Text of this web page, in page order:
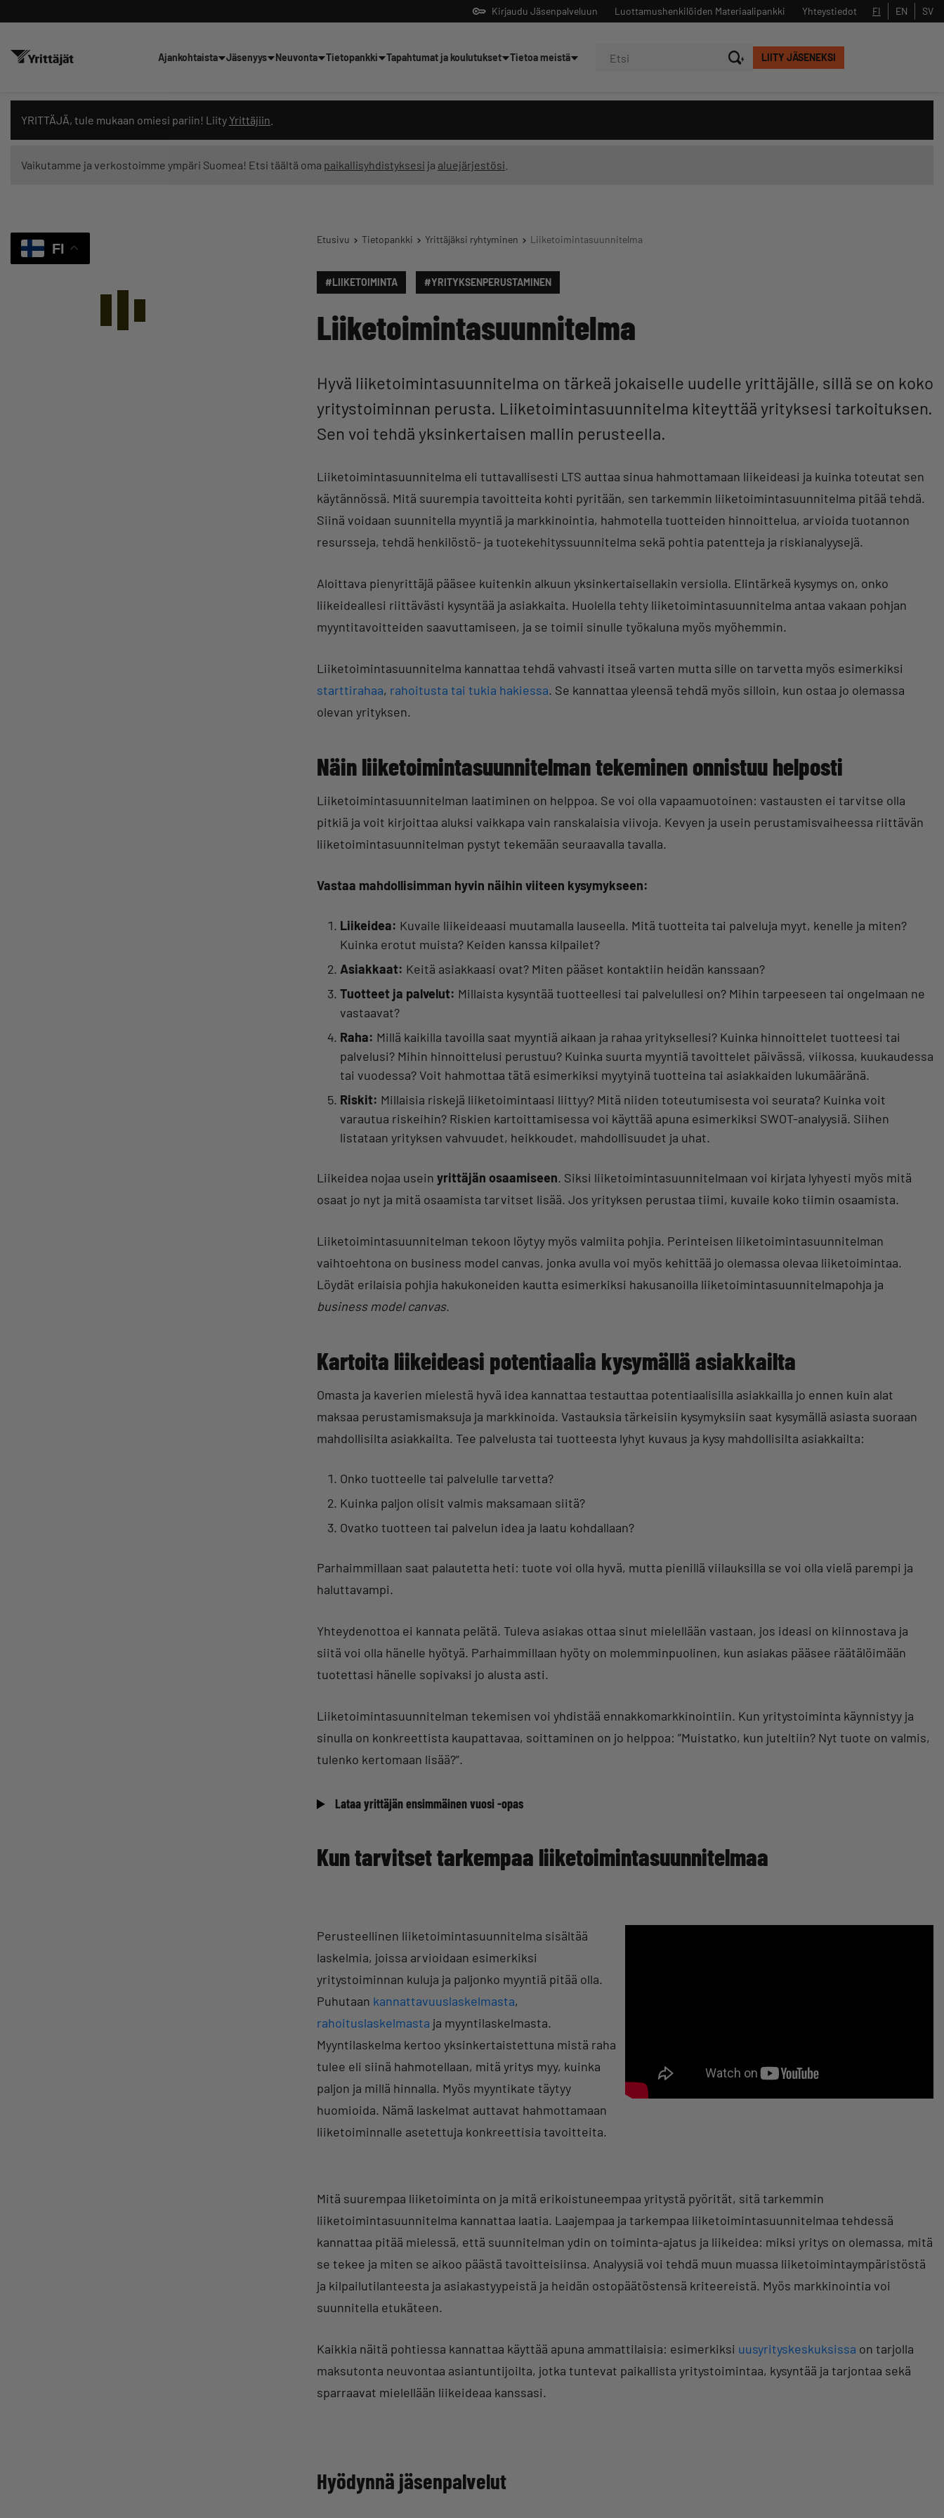
Kirjaudu Jäsenpalveluun Yhteystiedot
Luottamushenkilöiden Materiaalipankki FI EN SV
LIITY JÄSENEKSI
Ajankohtaista Jäsenyys Neuvonta Tietopankki Tapahtumat ja koulutukset Tietoa meistä
YRITTÄJÄ, tule mukaan omiesi pariin! Liity Yrittäjiin
Vaikutamme ja verkostoimme ympäri Suomea! Etsi täältä oma paikallisyhdistyksesi ja aluejärjestösi
FI
Etusivu Tietopankki Yrittäjäksi ryhtyminen Liiketoimintasuunnitelma
#LIIKETOIMINTA #YRITYKSENPERUSTAMINEN
Liiketoimintasuunnitelma
Hyvä liiketoimintasuunnitelma on tärkeä jokaiselle uudelle yrittäjälle, sillä se on koko
yritystoiminnan perusta. Liiketoimintasuunnitelma kiteyttää yrityksesi tarkoituksen.
Sen voi tehdä yksinkertaisen mallin perusteella.
Liiketoimintasuunnitelma eli tuttavallisesti LTS auttaa sinua hahmottamaan liikeideasi ja kuinka toteutat sen
käytännössä. Mitä suurempia tavoitteita kohti pyritään, sen tarkemmin liiketoimintasuunnitelma pitää tehdä.
Siinä voidaan suunnitella myyntiä ja markkinointia, hahmotella tuotteiden hinnoittelua, arvioida tuotannon
resursseja, tehdä henkilöstö- ja tuotekehityssuunnitelma sekä pohtia patentteja ja riskianalyysejä.
Aloittava pienyrittäjä pääsee kuitenkin alkuun yksinkertaisellakin versiolla. Elintärkeä kysymys on, onko
liikeideallesi riittävästi kysyntää ja asiakkaita. Huolella tehty liiketoimintasuunnitelma antaa vakaan pohjan
myyntitavoitteiden saavuttamiseen, ja se toimii sinulle työkaluna myös myöhemmin.
Liiketoimintasuunnitelma kannattaa tehdä vahvasti itseä varten mutta sille on tarvetta myös esimerkiksi
starttirahaa, rahoitusta tai tukia hakiessa. Se kannattaa yleensä tehdä myös silloin, kun ostaa jo olemassa
olevan yrityksen.
Näin liiketoimintasuunnitelman tekeminen onnistuu helposti
Liiketoimintasuunnitelman laatiminen on helppoa. Se voi olla vapaamuotoinen: vastausten ei tarvitse olla
pitkiä ja voit kirjoittaa aluksi vaikkapa vain ranskalaisia viivoja. Kevyen ja usein perustamisvaiheessa riittävän
liiketoimintasuunnitelman pystyt tekemään seuraavalla tavalla.
Vastaa mahdollisimman hyvin näihin viiteen kysymykseen:
Liikeidea: Kuvaile liikeideaasi muutamalla lauseella. Mitä tuotteita tai palveluja myyt, kenelle ja miten?
Kuinka erotut muista? Keiden kanssa kilpailet?
Asiakkaat: Keitä asiakkaasi ovat? Miten pääset kontaktiin heidän kanssaan?
Tuotteet ja palvelut: Millaista kysyntää tuotteellesi tai palvelullesi on? Mihin tarpeeseen tai ongelmaan ne
vastaavat?
Raha: Millä kaikilla tavoilla saat myyntiä aikaan ja rahaa yrityksellesi? Kuinka hinnoittelet tuotteesi tai
palvelusi? Mihin hinnoittelusi perustuu? Kuinka suurta myyntiä tavoittelet päivässä, viikossa, kuukaudessa
tai vuodessa? Voit hahmottaa tätä esimerkiksi myytyinä tuotteina tai asiakkaiden lukumääränä.
Riskit: Millaisia riskejä liiketoimintaasi liittyy? Mitä niiden toteutumisesta voi seurata? Kuinka voit
varautua riskeihin? Riskien kartoittamisessa voi käyttää apuna esimerkiksi SWOT-analyysiä. Siihen
listataan yrityksen vahvuudet, heikkoudet, mahdollisuudet ja uhat.
Liikeidea nojaa usein yrittäjän osaamiseen. Siksi liiketoimintasuunnitelmaan voi kirjata lyhyesti myös mitä
osaat jo nyt ja mitä osaamista tarvitset lisää. Jos yrityksen perustaa tiimi, kuvaile koko tiimin osaamista.
Liiketoimintasuunnitelman tekoon löytyy myös valmiita pohjia. Perinteisen liiketoimintasuunnitelman
vaihtoehtona on business model canvas, jonka avulla voi myös kehittää jo olemassa olevaa liiketoimintaa.
Löydät erilaisia pohjia hakukoneiden kautta esimerkiksi hakusanoilla liiketoimintasuunnitelmapohja ja
business model canvas.
Kartoita liikeideasi potentiaalia kysymällä asiakkailta
Omasta ja kaverien mielestä hyvä idea kannattaa testauttaa potentiaalisilla asiakkailla jo ennen kuin alat
maksaa perustamismaksuja ja markkinoida. Vastauksia tärkeisiin kysymyksiin saat kysymällä asiasta suoraan
mahdollisilta asiakkailta. Tee palvelusta tai tuotteesta lyhyt kuvaus ja kysy mahdollisilta asiakkailta:
Onko tuotteelle tai palvelulle tarvetta?
Kuinka paljon olisit valmis maksamaan siitä?
Ovatko tuotteen tai palvelun idea ja laatu kohdallaan?
Parhaimmillaan saat palautetta heti: tuote voi olla hyvä, mutta pienillä viilauksilla se voi olla vielä parempi ja
haluttavampi.
Yhteydenottoa ei kannata pelätä. Tuleva asiakas ottaa sinut mielellään vastaan, jos ideasi on kiinnostava ja
siitä voi olla hänelle hyötyä. Parhaimmillaan hyöty on molemminpuolinen, kun asiakas pääsee räätälöimään
tuotettasi hänelle sopivaksi jo alusta asti.
Liiketoimintasuunnitelman tekemisen voi yhdistää ennakkomarkkinointiin. Kun yritystoiminta käynnistyy ja
sinulla on konkreettista kaupattavaa, soittaminen on jo helppoa: ”Muistatko, kun juteltiin? Nyt tuote on valmis,
tulenko kertomaan lisää?”.
Lataa yrittäjän ensimmäinen vuosi -opas
Kun tarvitset tarkempaa liiketoimintasuunnitelmaa
Perusteellinen liiketoimintasuunnitelma sisältää
laskelmia, joissa arvioidaan esimerkiksi
yritystoiminnan kuluja ja paljonko myyntiä pitää olla.
Puhutaan kannattavuuslaskelmasta,
rahoituslaskelmasta ja myyntilaskelmasta.
Myyntilaskelma kertoo yksinkertaistettuna mistä raha
tulee eli siinä hahmotellaan, mitä yritys myy, kuinka
paljon ja millä hinnalla. Myös myyntikate täytyy
huomioida. Nämä laskelmat auttavat hahmottamaan
liiketoiminnalle asetettuja konkreettisia tavoitteita.
Mitä suurempaa liiketoiminta on ja mitä erikoistuneempaa yritystä pyörität, sitä tarkemmin
liiketoimintasuunnitelma kannattaa laatia. Laajempaa ja tarkempaa liiketoimintasuunnitelmaa tehdessä
kannattaa pitää mielessä, että suunnitelman ydin on toiminta-ajatus ja liikeidea: miksi yritys on olemassa, mitä
se tekee ja miten se aikoo päästä tavoitteisiinsa. Analyysiä voi tehdä muun muassa liiketoimintaympäristöstä
ja kilpailutilanteesta ja asiakastyypeistä ja heidän ostopäätöstensä kriteereistä. Myös markkinointia voi
suunnitella etukäteen.
Kaikkia näitä pohtiessa kannattaa käyttää apuna ammattilaisia: esimerkiksi uusyrityskeskuksissa on tarjolla
maksutonta neuvontaa asiantuntijoilta, jotka tuntevat paikallista yritystoimintaa, kysyntää ja tarjontaa sekä
sparraavat mielellään liikeideaa kanssasi.
Hyödynnä jäsenpalvelut
Sulje
Hae sivustolta tai kysy suoraan Yrittäjien tekoälyltä